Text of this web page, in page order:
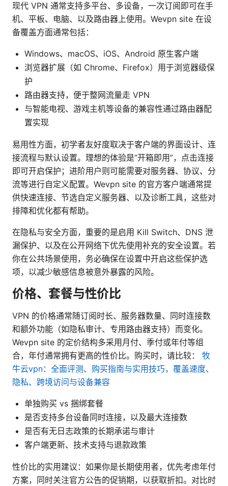
现代 VPN 通常支持多平台、多设备，一次订阅即可在手
机、平板、电脑、以及路由器上使用。Wevpn site 在设
备覆盖方面通常包括：
Windows、macOS、iOS、Android 原生客户端
浏览器扩展（如 Chrome、Firefox）用于浏览器级保
护
路由器支持，便于整网流量走 VPN
与智能电视、游戏主机等设备的兼容性通过路由器配
置实现
易用性方面，初学者友好度取决于客户端的界面设计、连
接流程与默认设置。理想的体验是“开箱即用”，点击连接
即可开启保护；进阶用户则可能需要对服务器、协议、分
流等进行自定义配置。Wevpn site 的官方客户端通常提
供快速连接、节选自定义服务器、以及诊断工具，这些对
排障和优化都有帮助。
在隐私与安全方面，重要的是启用 Kill Switch、DNS 泄
漏保护、以及在公开网络下优先使用补充的安全设置。若
你在公共场景使用，务必确保在设置中开启这些保护选
项，以减少敏感信息被意外暴露的风险。
价格、套餐与性价比
VPN 的价格通常随订阅时长、服务器数量、同时连接数
和额外功能（如隐私审计、专用路由器支持）而变化。
Wevpn site 的定价结构多采用月付、季付或年付等组
合，年付通常拥有更高的性价比。购买时，请比较： 牧
牛云vpn：全面评测、购买指南与实用技巧，覆盖速度、
隐私、跨境访问与设备兼容
单独购买 vs 捆绑套餐
是否支持多台设备同时连接，以及最大连接数
是否有无日志政策的长期承诺与审计
客户端更新、技术支持与退款政策
性价比的实用建议：如果你是长期使用者，优先考虑年付
方案，同时关注官方公告的促销期，以获取折扣。对比时